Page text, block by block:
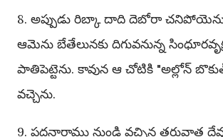
8. అప్పుడు రిబ్కా దాది దెబోరా
ఆమెను బేతేలునకు దిగువనున్న
పాతిపెట్టెను. కావున ఆ చోటికి "అల్లోన్
వచ్చెను.
9. పద్దనారాము నుండి వచ్చిన తరువాత